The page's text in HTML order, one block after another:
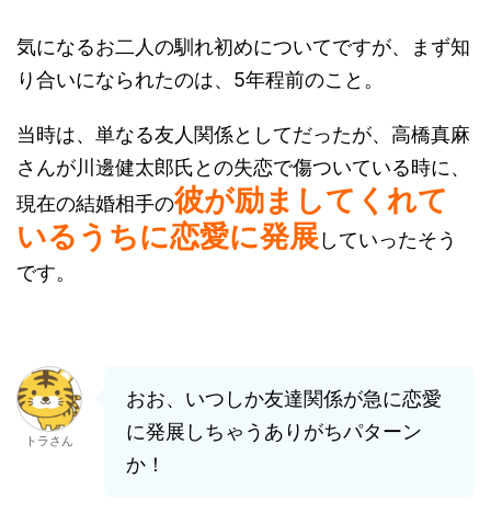
気になるお二人の馴れ初めについてですが、まず知
り合いになられたのは、5年程前のこと。
当時は、単なる友人関係としてだったが、高橋真麻
さんが川邊健太郎氏との失恋で傷ついている時に、
現在の結婚相手の彼が励ましてくれて
いるうちに恋愛に発展 していったそう
です。
トラさん
おお、いつしか友達関係が急に恋愛
に発展しちゃうありがちパターン
か！